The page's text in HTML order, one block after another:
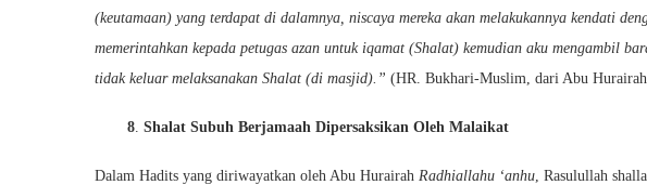
(keutamaan) yang terdapat di dalamnya, niscaya mereka akan melakukannya kendati
memerintahkan kepada petugas azan untuk iqamat (Shalat) kemudian aku mengambil
tidak keluar melaksanakan Shalat (di masjid).” (HR. Bukhari-Muslim, dari Abu
8. Shalat Subuh Berjamaah Dipersaksikan Oleh Malaikat
Dalam Hadits yang diriwayatkan oleh Abu Hurairah Radhiallahu ‘anhu, Rasulullah